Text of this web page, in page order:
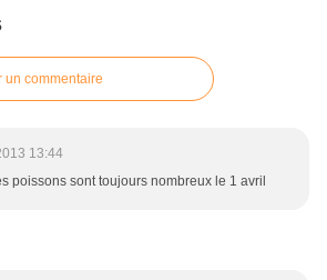
un commentaire
13:44
poissons sont toujours nombreux le 1 avril